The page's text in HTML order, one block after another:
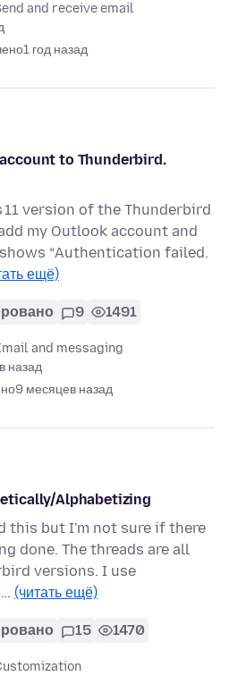
and receive email
1 год назад
to Thunderbird.
11 version of the Thunderbird
my Outlook account and
“Authentication failed.
ещё)
9 1491
and messaging
назад
9 месяцев назад
Alphabetizing
this but I'm not sure if there
done. The threads are all
versions. I use
(читать ещё)
15 1470